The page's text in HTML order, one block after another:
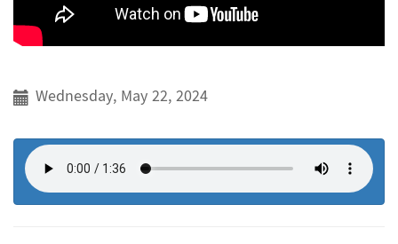
Wednesday, May 22, 2024